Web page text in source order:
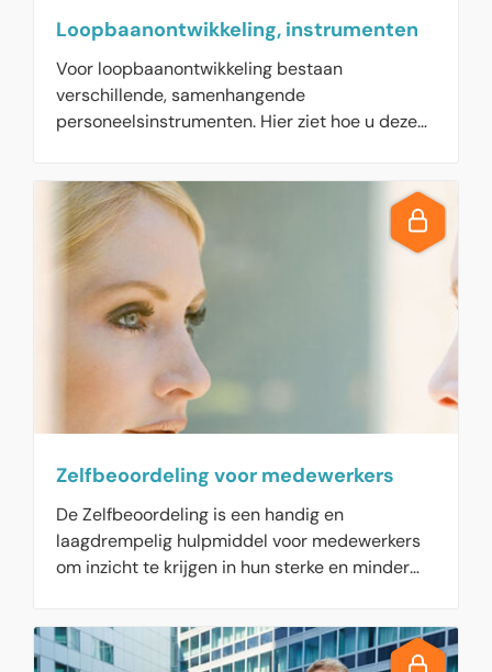
Loopbaanontwikkeling, instrumenten
Voor loopbaanontwikkeling bestaan
verschillende, samenhangende
personeelsinstrumenten. Hier ziet hoe u deze
Zelfbeoordeling voor medewerkers
De Zelfbeoordeling is een handig en
laagdrempelig hulpmiddel voor medewerkers
om inzicht te krijgen in hun sterke en minder